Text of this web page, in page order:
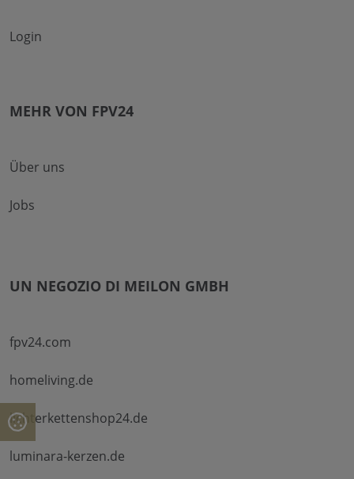
Login
MEHR VON FPV24
Über uns
Jobs
UN NEGOZIO DI MEILON GMBH
fpv24.com
homeliving.de
lichterkettenshop24.de
luminara-kerzen.de